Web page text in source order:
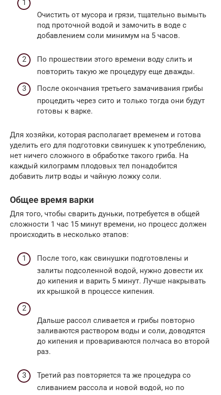
Очистить от мусора и грязи, тщательно вымыть
под проточной водой и замочить в воде с
добавлением соли минимум на 5 часов.
По прошествии этого времени воду слить и
повторить такую же процедуру еще дважды.
После окончания третьего замачивания грибы
процедить через сито и только тогда они будут
готовы к варке.
Для хозяйки, которая располагает временем и готова
уделить его для подготовки свинушек к употреблению,
нет ничего сложного в обработке такого гриба. На
каждый килограмм плодовых тел понадобится
добавить литр воды и чайную ложку соли.
Общее время варки
Для того, чтобы сварить дуньки, потребуется в общей
сложности 1 час 15 минут времени, но процесс должен
происходить в несколько этапов:
После того, как свинушки подготовлены и
залиты подсоленной водой, нужно довести их
до кипения и варить 5 минут. Лучше накрывать
их крышкой в процессе кипения.
Дальше рассол сливается и грибы повторно
заливаются раствором воды и соли, доводятся
до кипения и провариваются полчаса во второй
раз.
Третий раз повторяется та же процедура со
сливанием рассола и новой водой, но по